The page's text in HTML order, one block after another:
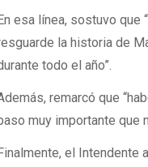
esa línea, sostuvo que
la historia de
todo el año”.
remarcó que
muy importante que
el Intendente